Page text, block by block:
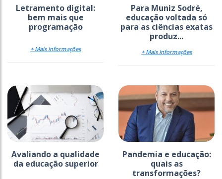
Letramento digital:
bem mais que
programação
+ Mais Informações
Para Muniz Sodré,
educação voltada só
para as ciências exatas
produz...
+ Mais Informações
Avaliando a qualidade
da educação superior
Pandemia e educação:
quais as
transformações?